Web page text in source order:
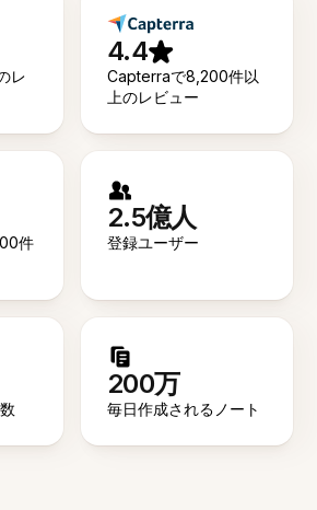
レ
4.4
Capterraで8,200件以
上のレビュー
件
2.5億人
登録ユーザー
200万
毎日作成されるノート